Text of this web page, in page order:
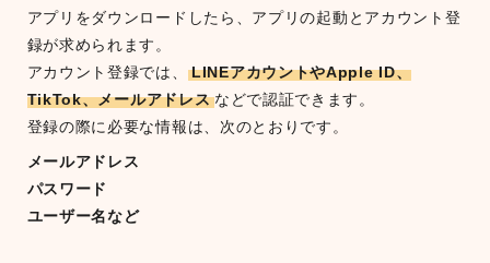
アプリをダウンロードしたら、アプリの起動とアカウント登
録が求められます。
アカウント登録では、
LINEアカウントやApple ID、
TikTok、メールアドレス などで認証できます。
登録の際に必要な情報は、次のとおりです。
メールアドレス
パスワード
ユーザー名など